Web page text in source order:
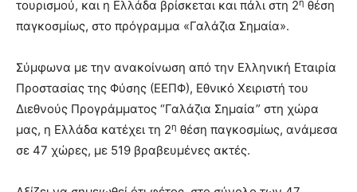
τουρισμού, και η Ελλάδα βρίσκεται και πάλι στη 2
θέση
παγκοσμίως, στο πρόγραμμα «Γαλάζια Σημαία».
Σύμφωνα με την ανακοίνωση από την Ελληνική Εταιρία
Προστασίας της Φύσης (ΕΕΠΦ), Εθνικό Χειριστή του
Διεθνούς Προγράμματος “Γαλάζια Σημαία” στη χώρα
μας, η Ελλάδα κατέχει τη 2η θέση παγκοσμίως, ανάμεσα
σε 47 χώρες, με 519 βραβευμένες ακτές.